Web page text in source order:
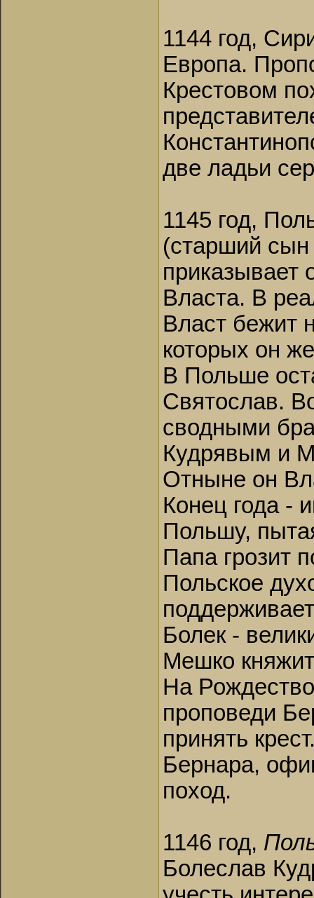
1144 год,
Европа.
Крестовом
две ладьи
1145 год,
(старший сын
приказывает
Власта. В
Власт бежит
которых он
В Польше
Святослав.
сводными
Кудрявым и
Отныне он
Конец года -
Польшу,
Папа грозит
Польское
Болек -
Мешко
На
проповеди
принять
Бернара,
поход.
1146 год,
Болеслав